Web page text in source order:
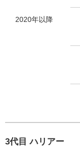
2020年以降
3代目 ハリアー